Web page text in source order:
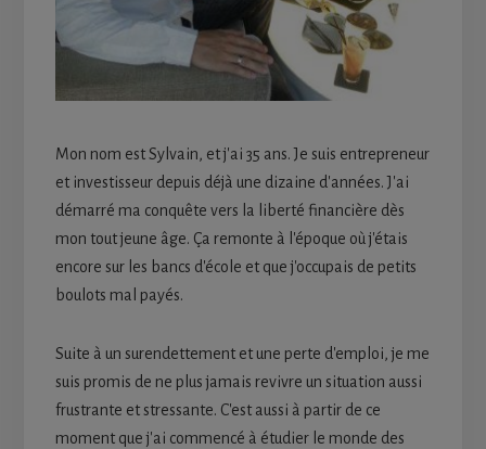
Mon nom est Sylvain, et j'ai 35 ans. Je suis entrepreneur
et investisseur depuis déjà une dizaine d'années. J'ai
démarré ma conquête vers la liberté financière dès
mon tout jeune âge. Ça remonte à l'époque où j'étais
encore sur les bancs d'école et que j'occupais de petits
boulots mal payés.
Suite à un surendettement et une perte d'emploi, je me
suis promis de ne plus jamais revivre un situation aussi
frustrante et stressante. C'est aussi à partir de ce
moment que j'ai commencé à étudier le monde des